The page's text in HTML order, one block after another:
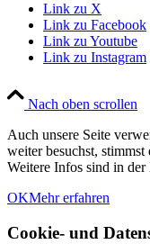
Link zu X
Link zu Facebook
Link zu Youtube
Link zu Instagram
Nach oben scrollen
Auch unsere Seite
weiter besuchst,
Weitere Infos sind in der
OKMehr erfahren
Cookie- und